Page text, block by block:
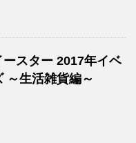
スター 2017年イベ
～生活雑貨編～